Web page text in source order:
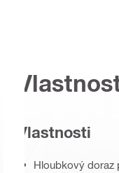
Vlastnosti
Hloubkový doraz